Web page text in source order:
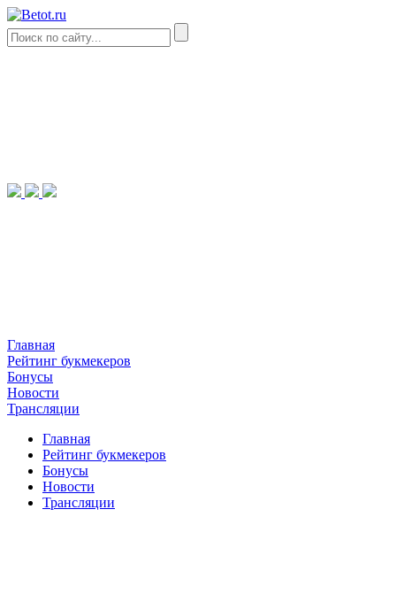
Главная
Рейтинг букмекеров
Бонусы
Новости
Трансляции
Главная
Рейтинг букмекеров
Бонусы
Новости
Трансляции